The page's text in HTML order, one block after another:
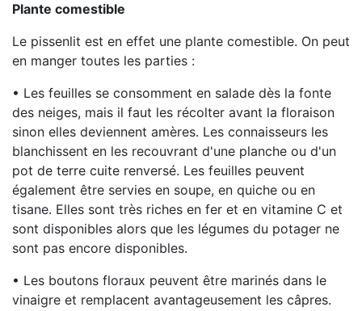
Plante comestible
Le pissenlit est en effet une plante comestible. On peut
en manger toutes les parties :
• Les feuilles se consomment en salade dès la fonte
des neiges, mais il faut les récolter avant la floraison
sinon elles deviennent amères. Les connaisseurs les
blanchissent en les recouvrant d'une planche ou d'un
pot de terre cuite renversé. Les feuilles peuvent
également être servies en soupe, en quiche ou en
tisane. Elles sont très riches en fer et en vitamine C et
sont disponibles alors que les légumes du potager ne
sont pas encore disponibles.
• Les boutons floraux peuvent être marinés dans le
vinaigre et remplacent avantageusement les câpres.